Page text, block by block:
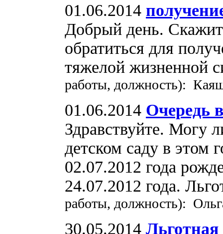
01.06.2014
Добрый день.
обратиться для
тяжелой жизненной
работы, должность):
01.06.2014 Очередь
Здравствуйте. Могу
детском саду в этом
02.07.2012 года
24.07.2012 года.
работы, должность):
30.05.2014 Льготная